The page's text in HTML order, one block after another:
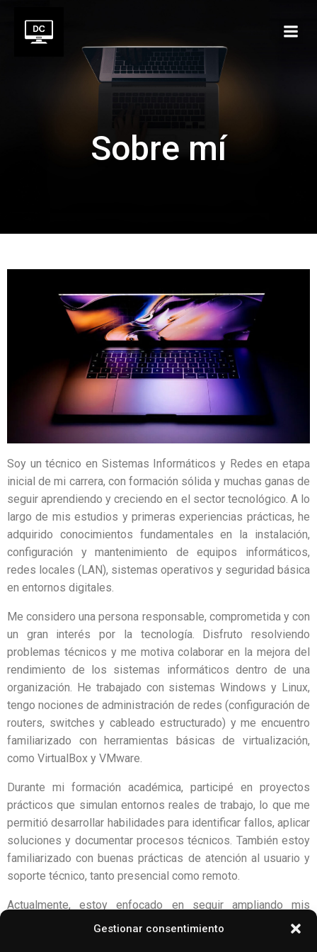
Gestionar consentimiento
Sobre mí
Soy un técnico en Sistemas Informáticos y Redes en etapa
inicial de mi carrera, con formación sólida y muchas ganas de
seguir aprendiendo y creciendo en el sector tecnológico. A lo
largo de mis estudios y primeras experiencias prácticas, he
adquirido conocimientos fundamentales en la instalación,
configuración y mantenimiento de equipos informáticos,
redes locales (LAN), sistemas operativos y seguridad básica
en entornos digitales.
Me considero una persona responsable, comprometida y con
un gran interés por la tecnología. Disfruto resolviendo
problemas técnicos y me motiva colaborar en la mejora del
rendimiento de los sistemas informáticos dentro de una
organización. He trabajado con sistemas Windows y Linux,
tengo nociones de administración de redes (configuración de
routers, switches y cableado estructurado) y me encuentro
familiarizado con herramientas básicas de virtualización,
como VirtualBox y VMware.
Durante mi formación académica, participé en proyectos
prácticos que simulan entornos reales de trabajo, lo que me
permitió desarrollar habilidades para identificar fallos, aplicar
soluciones y documentar procesos técnicos. También estoy
familiarizado con buenas prácticas de atención al usuario y
soporte técnico, tanto presencial como remoto.
Actualmente, estoy enfocado en seguir ampliando mis
conocimientos a través de cursos complementarios,